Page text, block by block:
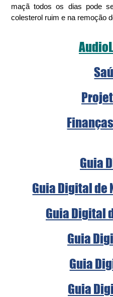
maçã todos os dias pode
colesterol ruim e na remoção
Guia
Guia Digital de
Guia Digital
Guia
Guia
Guia